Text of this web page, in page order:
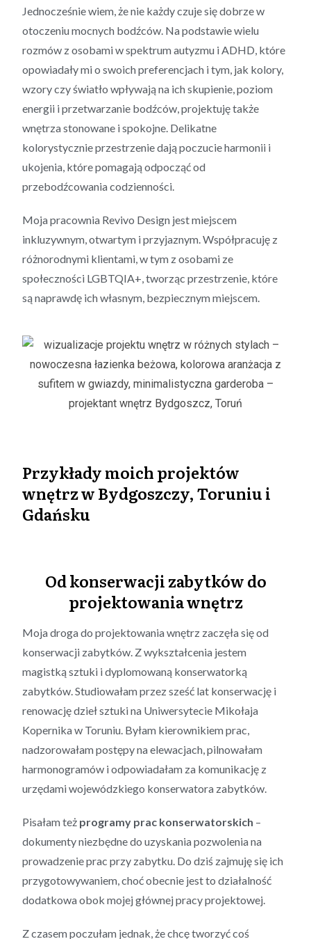
Jednocześnie wiem, że nie każdy czuje się dobrze w
otoczeniu mocnych bodźców. Na podstawie wielu
rozmów z osobami w spektrum autyzmu i ADHD, które
opowiadały mi o swoich preferencjach i tym, jak kolory,
wzory czy światło wpływają na ich skupienie, poziom
energii i przetwarzanie bodźców, projektuję także
wnętrza stonowane i spokojne. Delikatne
kolorystycznie przestrzenie dają poczucie harmonii i
ukojenia, które pomagają odpocząć od
przebodźcowania codzienności.
Moja pracownia Revivo Design jest miejscem
inkluzywnym, otwartym i przyjaznym. Współpracuję z
różnorodnymi klientami, w tym z osobami ze
społeczności LGBTQIA+, tworząc przestrzenie, które
są naprawdę ich własnym, bezpiecznym miejscem.
Przykłady moich projektów
wnętrz w Bydgoszczy, Toruniu i
Gdańsku
Od konserwacji zabytków do
projektowania wnętrz
Moja droga do projektowania wnętrz zaczęła się od
konserwacji zabytków. Z wykształcenia jestem
magistką sztuki i dyplomowaną konserwatorką
zabytków. Studiowałam przez sześć lat konserwację i
renowację dzieł sztuki na Uniwersytecie Mikołaja
Kopernika w Toruniu. Byłam kierownikiem prac,
nadzorowałam postępy na elewacjach, pilnowałam
harmonogramów i odpowiadałam za komunikację z
urzędami wojewódzkiego konserwatora zabytków.
Pisałam też programy prac konserwatorskich –
dokumenty niezbędne do uzyskania pozwolenia na
prowadzenie prac przy zabytku. Do dziś zajmuję się ich
przygotowywaniem, choć obecnie jest to działalność
dodatkowa obok mojej głównej pracy projektowej.
Z czasem poczułam jednak, że chcę tworzyć coś